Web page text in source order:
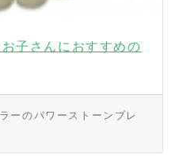
子さんにおすすめの
ーのパワーストーンブレ